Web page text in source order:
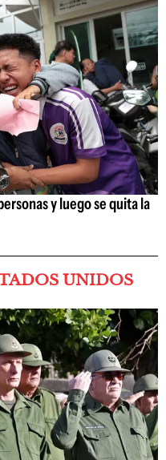
y luego se quita la
UNIDOS